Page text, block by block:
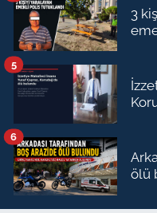
3
5
ölü
6